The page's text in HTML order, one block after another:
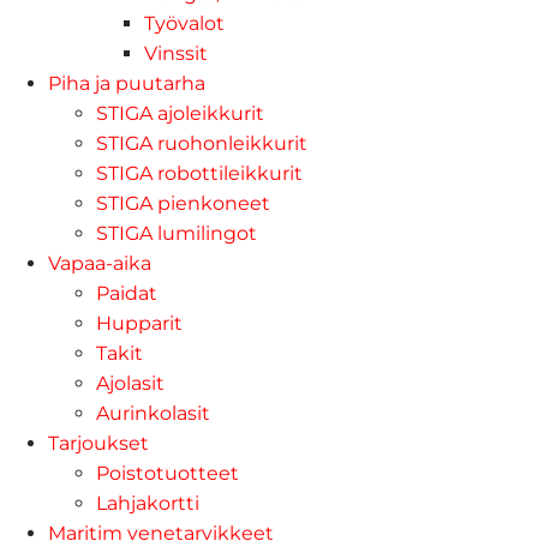
Työvalot
Vinssit
Piha ja puutarha
STIGA ajoleikkurit
STIGA ruohonleikkurit
STIGA robottileikkurit
STIGA pienkoneet
STIGA lumilingot
Vapaa-aika
Paidat
Hupparit
Takit
Ajolasit
Aurinkolasit
Tarjoukset
Poistotuotteet
Lahjakortti
Maritim venetarvikkeet